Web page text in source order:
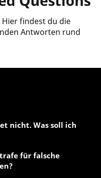
findest du die
Antworten rund
nicht. Was soll ich
für falsche